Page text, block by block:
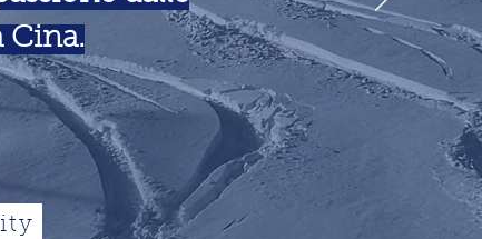
Cina.